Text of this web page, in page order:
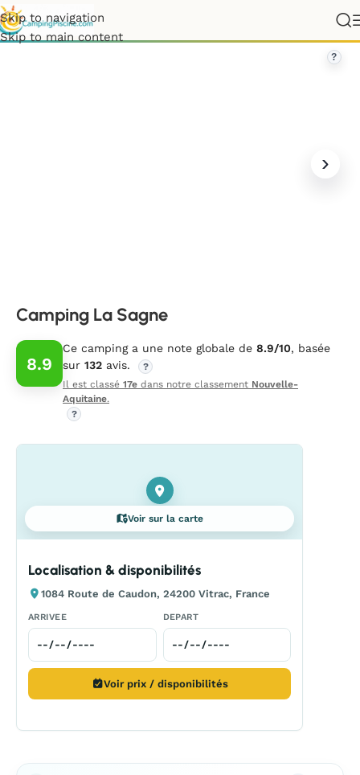
Skip to navigation
Skip to main content
» Nouvelle-Aquitaine
?
Camping La Sagne
8.9
Ce camping a une note globale de 8.9/10, basée
sur 132 avis.
?
Il est classé 17e dans notre classement Nouvelle-
Aquitaine.
?
Voir sur la carte
Localisation & disponibilités
1084 Route de Caudon, 24200 Vitrac, France
ARRIVEE DEPART
Voir prix / disponibilités